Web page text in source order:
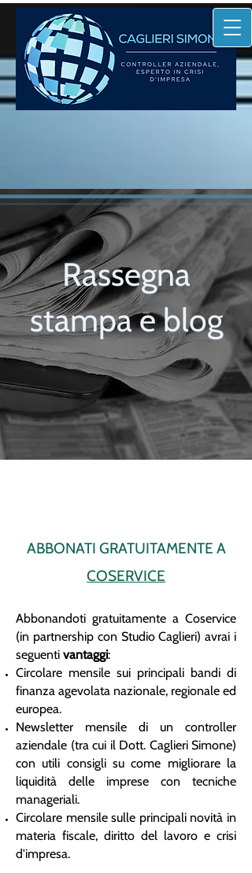
Rassegna
stampa e blog
ABBONATI GRATUITAMENTE A
COSERVICE
Abbonandoti gratuitamente a Coservice
(in partnership con Studio Caglieri) avrai i
seguenti vantaggi:
Circolare mensile sui principali bandi di
finanza agevolata nazionale, regionale ed
europea.
Newsletter mensile di un controller
aziendale (tra cui il Dott. Caglieri Simone)
con utili consigli su come migliorare la
liquidità delle imprese con tecniche
manageriali.
Circolare mensile sulle principali novità in
materia fiscale, diritto del lavoro e crisi
d'impresa.